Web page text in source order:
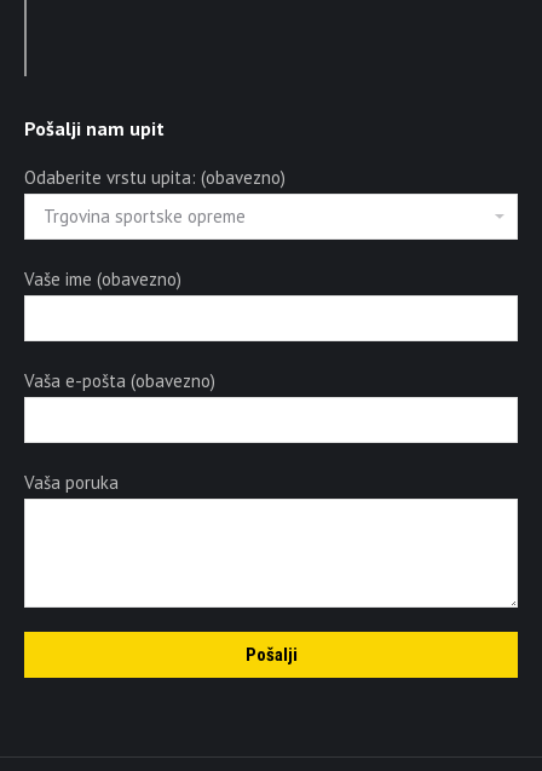
Pošalji nam upit
Odaberite vrstu upita: (obavezno)
Vaše ime (obavezno)
Vaša e-pošta (obavezno)
Vaša poruka